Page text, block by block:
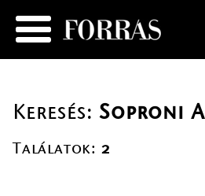
Keresés:Soproni
Találatok: 2